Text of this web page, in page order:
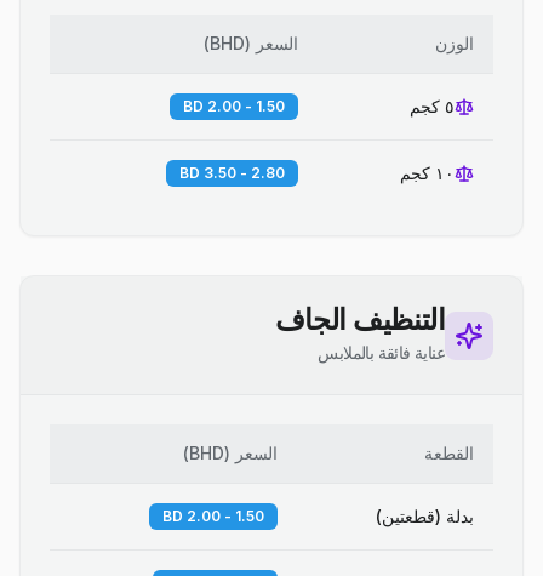
الوزن السعر (
BHD
)
٥ كجم 1.50 - 2.00 BD
١٠ كجم 2.80 - 3.50 BD
التنظيف الجاف
عناية فائقة بالملابس
القطعة السعر (
BHD
)
بدلة (قطعتين) 1.50 - 2.00 BD